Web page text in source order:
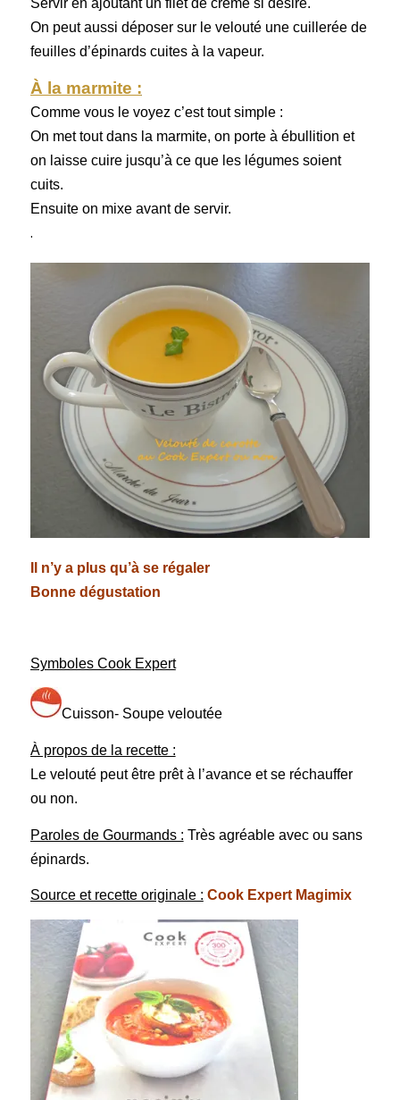
Servir en ajoutant un filet de crème si désiré.
On peut aussi déposer sur le velouté une cuillerée de
feuilles d’épinards cuites à la vapeur.
À la marmite :
Comme vous le voyez c’est tout simple :
On met tout dans la marmite, on porte à ébullition et
on laisse cuire jusqu’à ce que les légumes soient
cuits.
Ensuite on mixe avant de servir.
.
Il n’y a plus qu’à se régaler
Bonne dégustation
Symboles Cook Expert
Cuisson- Soupe veloutée
À propos de la recette :
Le velouté peut être prêt à l’avance et se réchauffer
ou non.
Paroles de Gourmands : Très agréable avec ou sans
épinards.
Source et recette originale : Cook Expert Magimix